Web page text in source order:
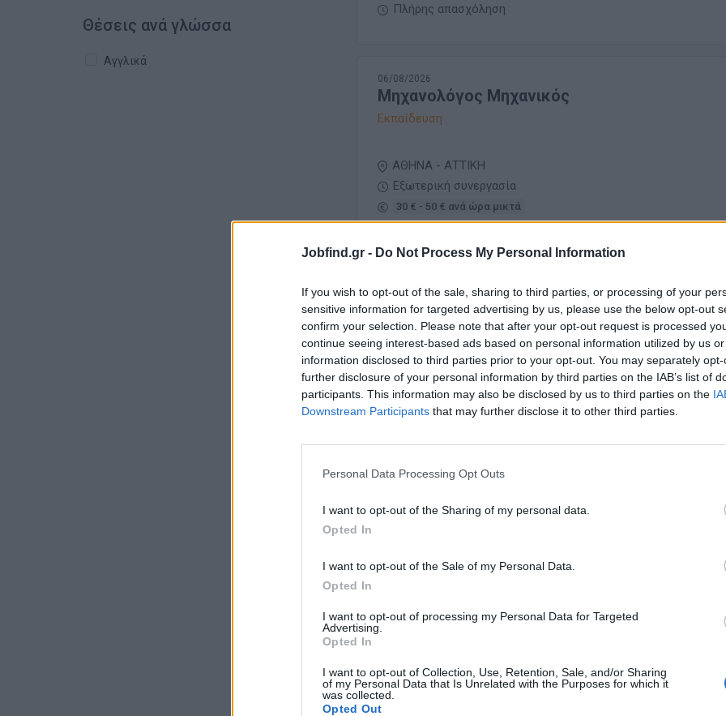
Jobfind.gr - Do Not Process My Personal Information
If you wish to opt-out of the sale, sharing to third parties, or processing of your
sensitive information for targeted advertising by us, please use the below opt-out
confirm your selection. Please note that after your opt-out request is processed
continue seeing interest-based ads based on personal information utilized by us
information disclosed to third parties prior to your opt-out. You may separately
further disclosure of your personal information by third parties on the IAB’s list of
participants. This information may also be disclosed by us to third parties on the
Downstream Participants that may further disclose it to other third parties.
Personal Data Processing Opt Outs
I want to opt-out of the Sharing of my personal data.
Opted In
I want to opt-out of the Sale of my Personal Data.
Opted In
I want to opt-out of processing my Personal Data for Targeted
Advertising.
Opted In
I want to opt-out of Collection, Use, Retention, Sale, and/or Sharing
of my Personal Data that Is Unrelated with the Purposes for which it
was collected.
Opted Out
Θέσεις ανά γλώσσα
Αγγλικά
Πλήρης απασχόληση
06/08/2026
Μηχανολόγος Μηχανικός
Εκπαίδευση
ΑΘΗΝΑ - ΑΤΤΙΚΗ
Εξωτερική συνεργασία
30 € - 50 € ανά ώρα μικτά
05/08/2026
Μηχανικοί ΑΕΙ / ΤΕΙ - Επιστήμες
ΜΑΡΟΥΣΙ | ΑΘΗΝΑ - ΑΤΤΙΚΗ
Πλήρης απασχόληση
Ηλεκτρολόγος / Μηχανολόγος Μηχανικός
Μηχανικοί ΑΕΙ / ΤΕΙ - Επιστήμες
ΚΑΛΛΙΘΕΑ | ΑΘΗΝΑ - ΑΤΤΙΚΗ
Μηχανολόγος / Ηλεκτρολόγος Μηχανικός
ΑΣΠΡΟΠΥΡΓΟΣ | ΑΘΗΝΑ - ΑΤΤΙΚΗ